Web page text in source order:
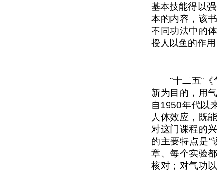
基本技能得以
本的内容，该
不同功法中的
授人以鱼的作
“十二五”《
新为目的，用
自1950年代以
人体效应，既
对这门课程的
的主要特点是“
章、每个实验
核对；对气功